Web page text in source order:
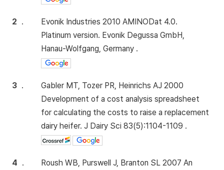
2 .
Evonik Industries 2010 AMINODat 4.0.
Platinum version. Evonik Degussa GmbH,
Hanau-Wolfgang, Germany .
3 .
Gabler MT, Tozer PR, Heinrichs AJ 2000
Development of a cost analysis spreadsheet
for calculating the costs to raise a replacement
dairy heifer. J Dairy Sci 83(5):1104-1109 .
4 .
Roush WB, Purswell J, Branton SL 2007 An